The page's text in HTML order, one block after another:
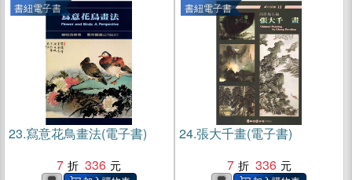
書紐電子書
23.寫意花鳥畫法(電子書)
7
336
書紐電子書
24.張大千畫(電子書)
7
336